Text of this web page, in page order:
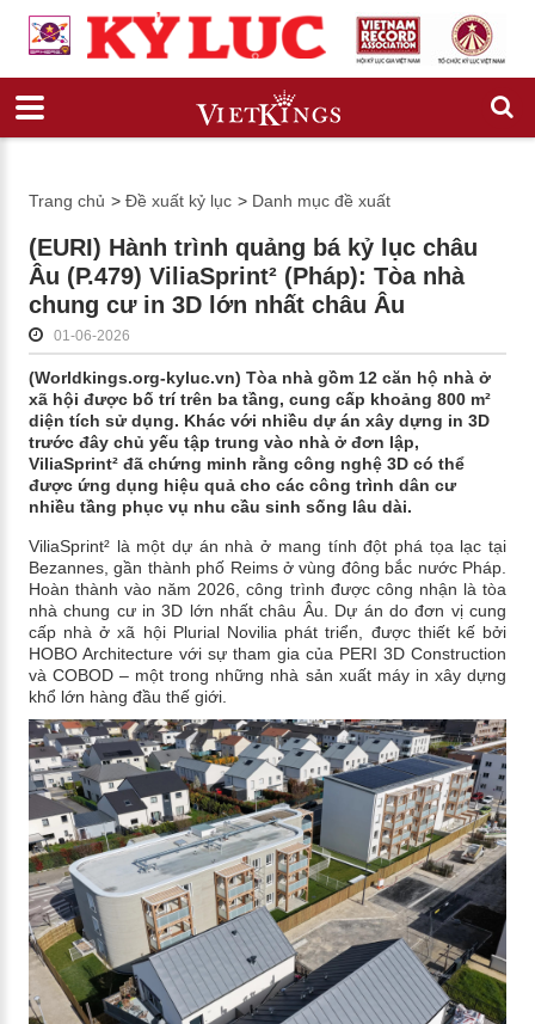
Trang chủ > Đề xuất kỷ lục > Danh mục đề xuất
(EURI) Hành trình quảng bá kỷ lục châu
Âu (P.479) ViliaSprint² (Pháp): Tòa nhà
chung cư in 3D lớn nhất châu Âu
01-06-2026
(Worldkings.org-kyluc.vn) Tòa nhà gồm 12 căn hộ nhà ở
xã hội được bố trí trên ba tầng, cung cấp khoảng 800 m²
diện tích sử dụng. Khác với nhiều dự án xây dựng in 3D
trước đây chủ yếu tập trung vào nhà ở đơn lập,
ViliaSprint² đã chứng minh rằng công nghệ 3D có thể
được ứng dụng hiệu quả cho các công trình dân cư
nhiều tầng phục vụ nhu cầu sinh sống lâu dài.
ViliaSprint² là một dự án nhà ở mang tính đột phá tọa lạc tại
Bezannes, gần thành phố Reims ở vùng đông bắc nước Pháp.
Hoàn thành vào năm 2026, công trình được công nhận là tòa
nhà chung cư in 3D lớn nhất châu Âu. Dự án do đơn vị cung
cấp nhà ở xã hội Plurial Novilia phát triển, được thiết kế bởi
HOBO Architecture với sự tham gia của PERI 3D Construction
và COBOD – một trong những nhà sản xuất máy in xây dựng
khổ lớn hàng đầu thế giới.